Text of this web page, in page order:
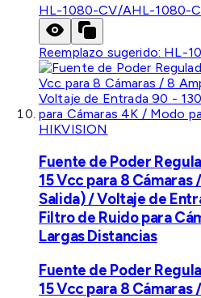
HL-1080-CV/AHL-1080-
Reemplazo sugerido: HL-
HIKVISION
Fuente de Poder
15 Vcc para 8 Cámaras
Salida) / Voltaje de
Filtro de Ruido para
Largas Distancias
Fuente de Poder
15 Vcc para 8 Cámaras